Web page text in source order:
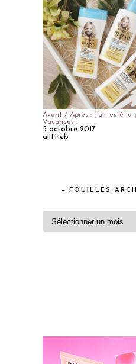
Avant / Après : J'ai testé la
Vacances !
5 octobre 2017
alittleb
– FOUILLES